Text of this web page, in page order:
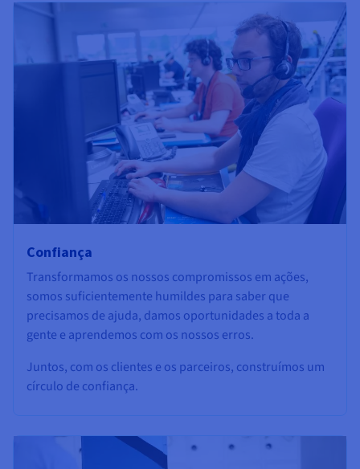
Confiança
Transformamos os nossos compromissos em ações,
somos suficientemente humildes para saber que
precisamos de ajuda, damos oportunidades a toda a
gente e aprendemos com os nossos erros.
Juntos, com os clientes e os parceiros, construímos um
círculo de confiança.